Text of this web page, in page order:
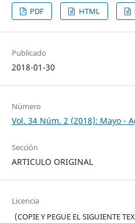
PDF HTML
Publicado
2018-01-30
Número
Vol. 34 Núm. 2 (2018): Mayo -
Sección
ARTICULO ORIGINAL
Licencia
(COPIE Y PEGUE EL SIGUIENTE